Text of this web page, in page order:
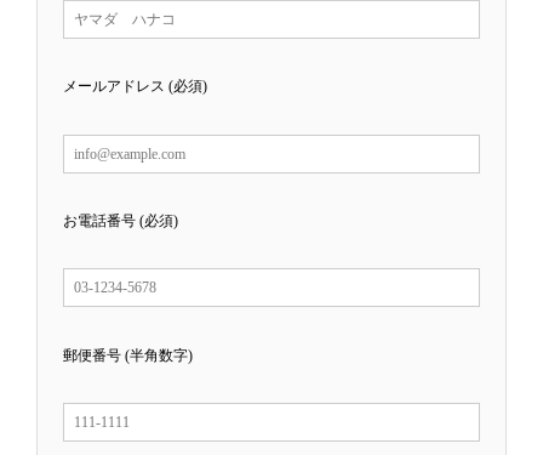
メールアドレス (必須)
お電話番号 (必須)
郵便番号 (半角数字)